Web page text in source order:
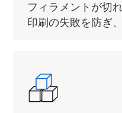
フィラメントが切
印刷の失敗を防ぎ